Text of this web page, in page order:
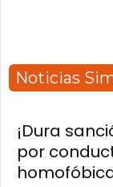
Noticias
¡Dura
por